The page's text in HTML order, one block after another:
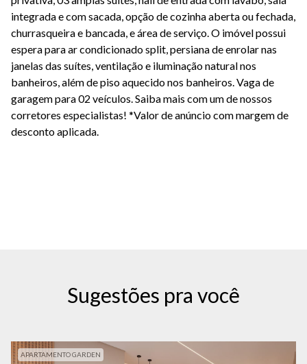
integrada e com sacada, opção de cozinha aberta ou fechada,
churrasqueira e bancada, e área de serviço. O imóvel possui
espera para ar condicionado split, persiana de enrolar nas
janelas das suítes, ventilação e iluminação natural nos
banheiros, além de piso aquecido nos banheiros. Vaga de
garagem para 02 veículos. Saiba mais com um de nossos
corretores especialistas! *Valor de anúncio com margem de
desconto aplicada.
Sugestões pra você
APARTAMENTO GARDEN